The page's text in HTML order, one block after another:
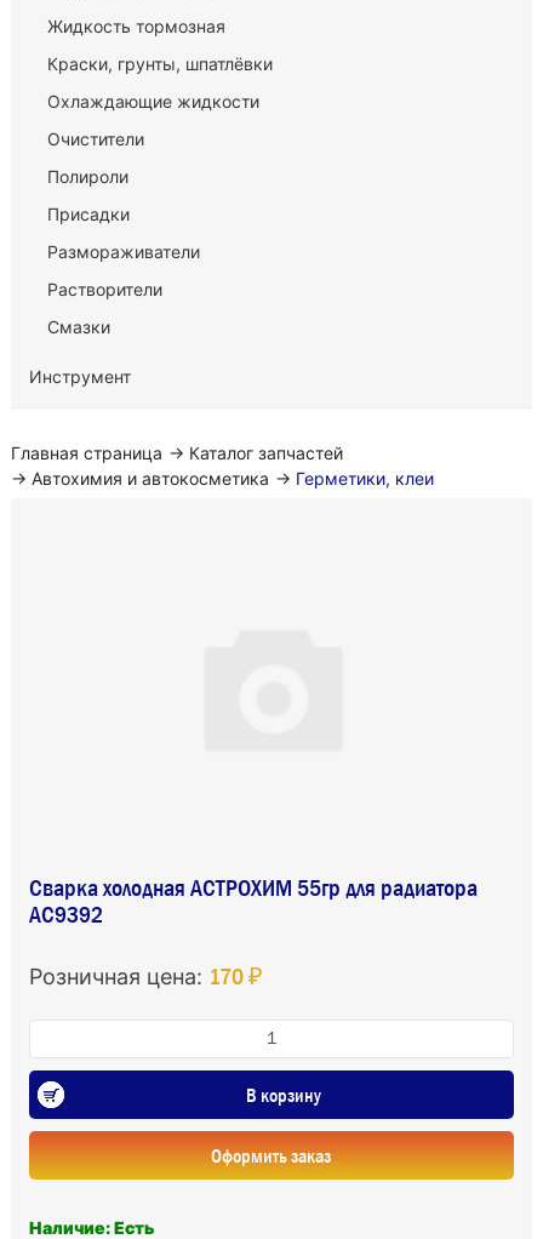
Жидкость тормозная
Краски, грунты, шпатлёвки
Охлаждающие жидкости
Очистители
Полироли
Присадки
Размораживатели
Растворители
Смазки
Инструмент
Главная страница → Каталог запчастей
→ Автохимия и автокосметика → Герметики, клеи
Сварка холодная АСТРОХИМ 55гр для радиатора
AC9392
Розничная цена: 170 ₽
В корзину
Оформить заказ
Наличие: Есть